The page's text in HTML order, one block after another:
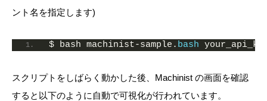
ント名を指定します)
$ bash machinist-sample. bash
スクリプトをしばらく動かした後、Machinist の画面を確認
すると以下のように自動で可視化が行われています。